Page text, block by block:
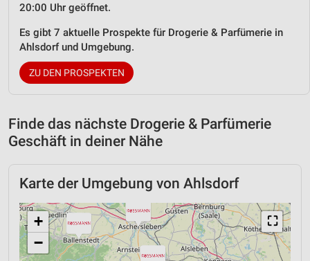
20:00 Uhr geöffnet.
Es gibt 7 aktuelle Prospekte für Drogerie & Parfümerie in
Ahlsdorf und Umgebung.
ZU DEN PROSPEKTEN
Finde das nächste Drogerie & Parfümerie
Geschäft in deiner Nähe
Karte der Umgebung von Ahlsdorf
⛶
+
−